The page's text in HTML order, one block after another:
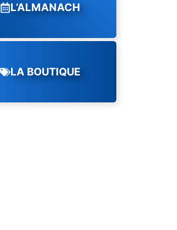
L’ALMANACH
LA BOUTIQUE